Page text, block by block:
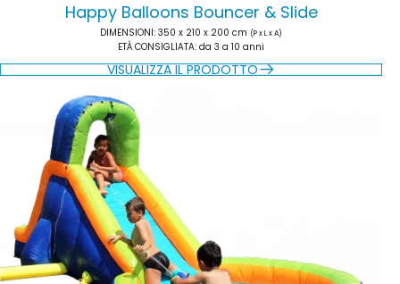
Happy Balloons Bouncer & Slide
DIMENSIONI: 350 x 210 x 200 cm (P x L x A)
ETÀ CONSIGLIATA: da 3 a 10 anni
VISUALIZZA IL PRODOTTO